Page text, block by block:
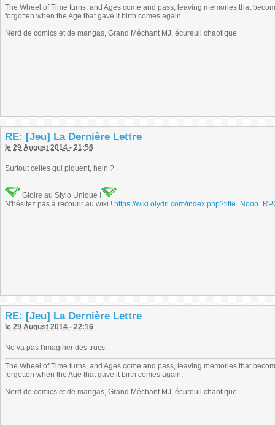
The Wheel of Time turns, and Ages come and pass, leaving memories that
forgotten when the Age that gave it birth comes again.
Nerd de comics et de mangas, Grand Méchant MJ, écureuil chaotique
RE: [Jeu] La Dernière Lettre
le 29 August 2014 - 21:56
Surtout celles qui piquent, hein ?
Gloire au Stylo Unique !
N'hésitez pas à recourir au wiki ! https://wiki.olydri.com/
RE: [Jeu] La Dernière Lettre
le 29 August 2014 - 22:16
Ne va pas t'imaginer des trucs.
The Wheel of Time turns, and Ages come and pass, leaving memories that
forgotten when the Age that gave it birth comes again.
Nerd de comics et de mangas, Grand Méchant MJ, écureuil chaotique